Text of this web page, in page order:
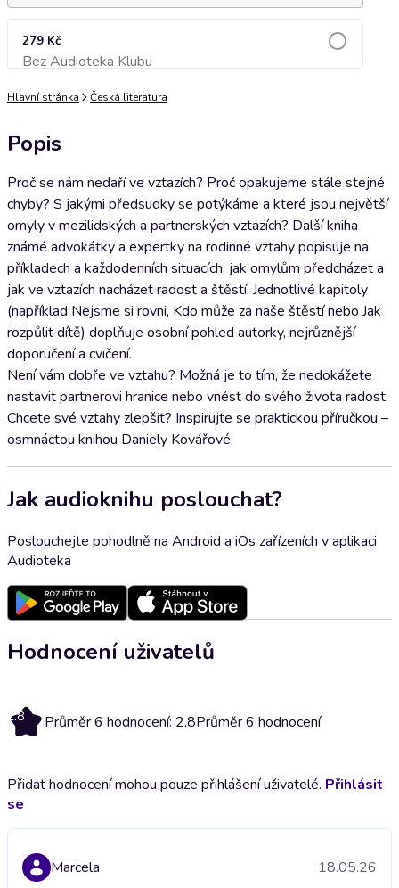
279 Kč
Bez Audioteka KlubuPřidat do košíku
Hlavní stránka Česká literatura
Popis
Proč se nám nedaří ve vztazích? Proč opakujeme stále stejné
chyby? S jakými předsudky se potýkáme a které jsou největší
omyly v mezilidských a partnerských vztazích? Další kniha
známé advokátky a expertky na rodinné vztahy popisuje na
příkladech a každodenních situacích, jak omylům předcházet a
jak ve vztazích nacházet radost a štěstí. Jednotlivé kapitoly
(například Nejsme si rovni, Kdo může za naše štěstí nebo Jak
rozpůlit dítě) doplňuje osobní pohled autorky, nejrůznější
doporučení a cvičení.
Není vám dobře ve vztahu? Možná je to tím, že nedokážete
nastavit partnerovi hranice nebo vnést do svého života radost.
Chcete své vztahy zlepšit? Inspirujte se praktickou příručkou –
osmnáctou knihou Daniely Kovářové.
Jak audioknihu poslouchat?
Poslouchejte pohodlně na Android a iOs zařízeních v aplikaci
Audioteka
Hodnocení uživatelů
2.8 Průměr 6 hodnocení: 2.8Průměr 6 hodnocení
Přidat hodnocení mohou pouze přihlášení uživatelé. Přihlásit
se
Marcela 18.05.26